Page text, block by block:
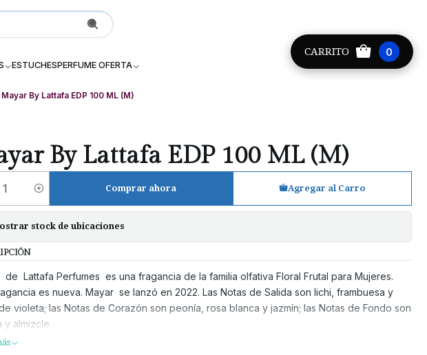
CARRITO 0
ESTUCHESPERFUME OFERTA
Santiago - Providencia +56 9 8881 9171
Mayar By Lattafa EDP 100 ML (M)
By Lattafa EDP 100 ML (M)
Agregar al Carro
Comprar ahora
stock de ubicaciones
de Lattafa Perfumes es una fragancia de la familia olfativa Floral Frutal para Mujeres.
es nueva. Mayar se lanzó en 2022. Las Notas de Salida son lichi, frambuesa y
violeta; las Notas de Corazón son peonía, rosa blanca y jazmín; las Notas de Fondo son
y almizcle.